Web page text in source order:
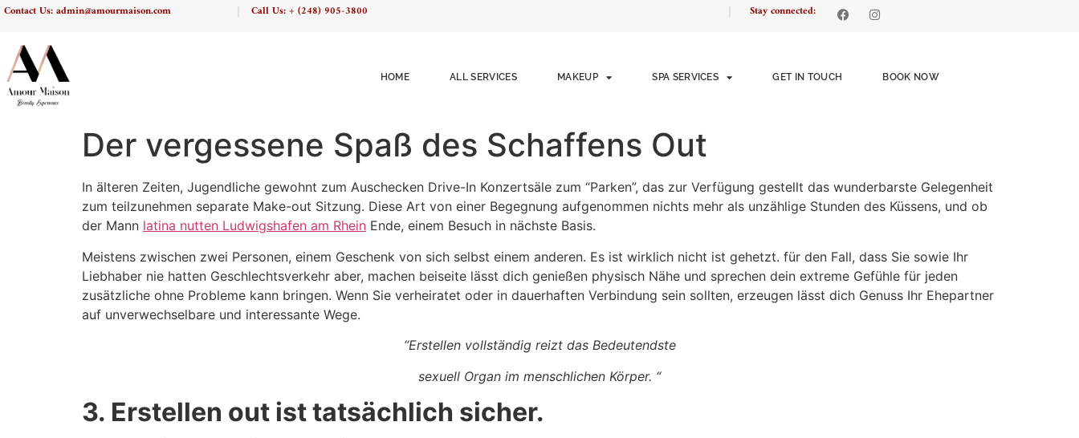
Contact Us: admin@amourmaison.com Call Us: + (248) 905-3800 Stay connected:
HOME ALL SERVICES MAKEUP SPA SERVICES GET IN TOUCH BOOK NOW
Der vergessene Spaß des Schaffens Out
In älteren Zeiten, Jugendliche gewohnt zum Auschecken Drive-In Konzertsäle zum “Parken”, das zur Verfügung gestellt das wunderbarste Gelegenheit
zum teilzunehmen separate Make-out Sitzung. Diese Art von einer Begegnung aufgenommen nichts mehr als unzählige Stunden des Küssens, und ob
der Mann latina nutten Ludwigshafen am Rhein Ende, einem Besuch in nächste Basis.
Meistens zwischen zwei Personen, einem Geschenk von sich selbst einem anderen. Es ist wirklich nicht ist gehetzt. für den Fall, dass Sie sowie Ihr
Liebhaber nie hatten Geschlechtsverkehr aber, machen beiseite lässt dich genießen physisch Nähe und sprechen dein extreme Gefühle für jeden
zusätzliche ohne Probleme kann bringen. Wenn Sie verheiratet oder in dauerhaften Verbindung sein sollten, erzeugen lässt dich Genuss Ihr Ehepartner
auf unverwechselbare und interessante Wege.
“Erstellen vollständig reizt das Bedeutendste
sexuell Organ im menschlichen Körper. “
3. Erstellen out ist tatsächlich sicher.